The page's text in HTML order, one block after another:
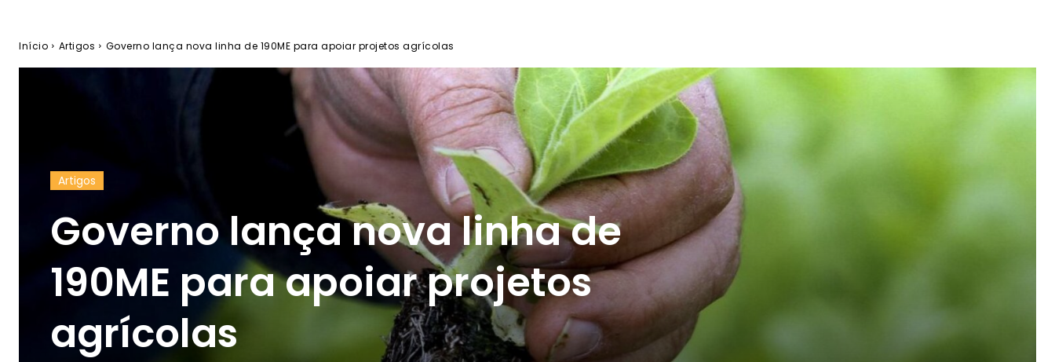
Início Artigos Governo lança nova linha de 190ME para apoiar projetos agrícolas
Artigos
Governo lança nova linha de
190ME para apoiar projetos
agrícolas